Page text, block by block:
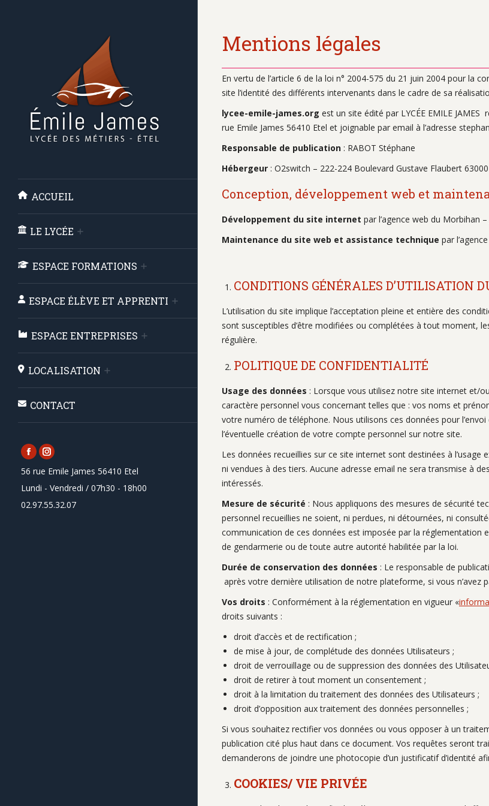
ACCUEIL
LE LYCÉE
ESPACE FORMATIONS
ESPACE ÉLÈVE ET APPRENTI
ESPACE ENTREPRISES
LOCALISATION
CONTACT
Facebook
page
opens
in
Instagram
page
opens
in
56 rue Emile James 56410 Etel
Lundi - Vendredi / 07h30 - 18h00
02.97.55.32.07
Mentions légales
En vertu de l’article 6 de la loi n° 2004-575 du 21 juin 2004 pour la
site l’identité des différents intervenants dans le cadre de sa
lycee-emile-james.org est un site édité par LYCÉE EMILE JAMES
rue Emile James 56410 Etel et joignable par email à l’adresse
Responsable de publication : RABOT Stéphane
Hébergeur : O2switch – 222-224 Boulevard Gustave Flaubert
Conception, développement web et
Développement du site internet par l’agence web du Morbihan –
Maintenance du site web et assistance technique par l’agence
CONDITIONS GÉNÉRALES D’UTILISATION
L’utilisation du site implique l’acceptation pleine et entière des
sont susceptibles d’être modifiées ou complétées à tout moment,
régulière.
POLITIQUE DE CONFIDENTIALITÉ
Usage des données : Lorsque vous utilisez notre site internet et/
caractère personnel vous concernant telles que : vos noms et
votre numéro de téléphone. Nous utilisons ces données pour
l’éventuelle création de votre compte personnel sur notre site.
Les données recueillies sur ce site internet sont destinées à
ni vendues à des tiers. Aucune adresse email ne sera transmise à
intéressés.
Mesure de sécurité : Nous appliquons des mesures de sécurité
personnel recueillies ne soient, ni perdues, ni détournées, ni
communication de ces données est imposée par la réglementation
de gendarmerie ou de toute autre autorité habilitée par la loi.
Durée de conservation des données : Le responsable de
après votre dernière utilisation de notre plateforme, si vous n’avez
Vos droits : Conformément à la réglementation en vigueur «
droits suivants :
droit d’accès et de rectification ;
de mise à jour, de complétude des données Utilisateurs ;
droit de verrouillage ou de suppression des données des
droit de retirer à tout moment un consentement ;
droit à la limitation du traitement des données des Utilisateurs ;
droit d’opposition aux traitement des données personnelles ;
Si vous souhaitez rectifier vos données ou vous opposer à un
publication cité plus haut dans ce document. Vos requêtes seront
demanderons de joindre une photocopie d’un justificatif d’identité
COOKIES/ VIE PRIVÉE